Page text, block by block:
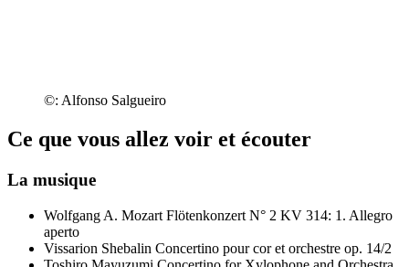
©: Alfonso Salgueiro
Ce que vous allez voir et écouter
La musique
Wolfgang A. Mozart Flötenkonzert N° 2 KV 314: 1. Allegro
aperto
Vissarion Shebalin Concertino pour cor et orchestre op. 14/2